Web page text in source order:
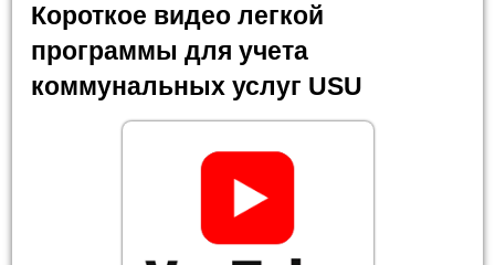
Короткое видео легкой
программы для учета
коммунальных услуг USU